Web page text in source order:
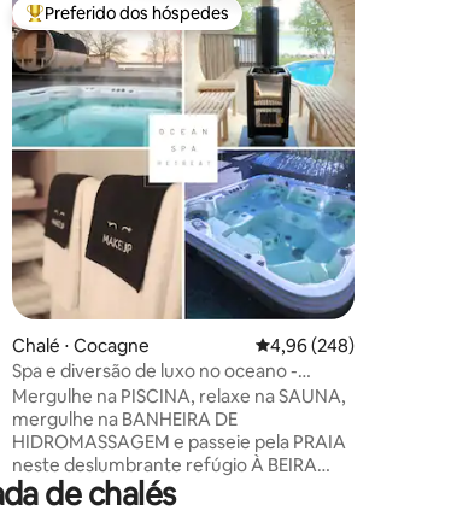
média de 5, 206 avaliações
Entre os melhores preferidos dos hóspedes
Preferido dos hóspedes
Chalé ⋅ Cocagne 4,96 de uma avaliação
4,96 (248)
Spa e diversão de luxo no oceano -
Piscina, sauna, banheira de
hidromassagem, praia
Mergulhe na PISCINA, relaxe na SAUNA,
mergulhe na BANHEIRA DE
HIDROMASSAGEM e passeie pela PRAIA
neste deslumbrante refúgio À BEIRA
D'ÁGUA! Desfrute de churrasco e jantar
com vista para a água, um grande
de chalés